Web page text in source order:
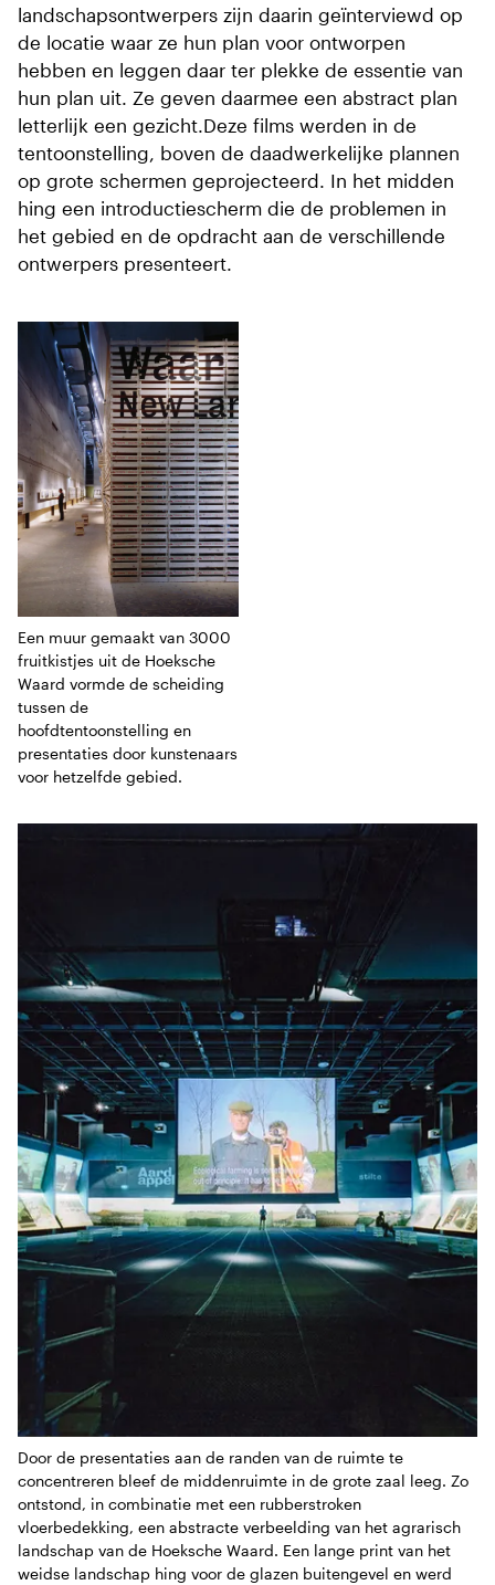
landschapsontwerpers zijn daarin geïnterviewd op
de locatie waar ze hun plan voor ontworpen
hebben en leggen daar ter plekke de essentie van
hun plan uit. Ze geven daarmee een abstract plan
letterlijk een gezicht.Deze films werden in de
tentoonstelling, boven de daadwerkelijke plannen
op grote schermen geprojecteerd. In het midden
hing een introductiescherm die de problemen in
het gebied en de opdracht aan de verschillende
ontwerpers presenteert.
Driedelige collage
Door de presentaties aan de randen van de ruimte te
concentreren bleef de middenruimte in de grote zaal leeg. Zo
ontstond, in combinatie met een rubberstroken
vloerbedekking, een abstracte verbeelding van het agrarisch
landschap van de Hoeksche Waard. Een lange print van het
weidse landschap hing voor de glazen buitengevel en werd
Een muur gemaakt van 3000
fruitkistjes uit de Hoeksche
Waard vormde de scheiding
tussen de
hoofdtentoonstelling en
presentaties door kunstenaars
voor hetzelfde gebied.